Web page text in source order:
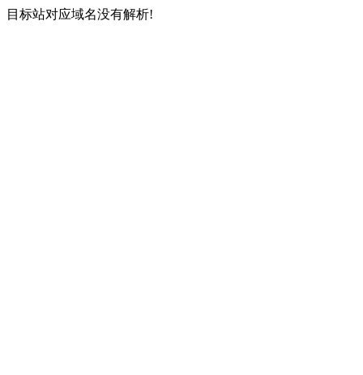
目标站对应域名没有解析!